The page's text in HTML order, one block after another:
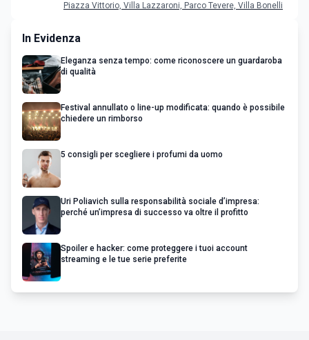
Piazza Vittorio, Villa Lazzaroni, Parco Tevere, Villa Bonelli
In Evidenza
Eleganza senza tempo: come riconoscere un guardaroba
di qualità
Festival annullato o line-up modificata: quando è possibile
chiedere un rimborso
5 consigli per scegliere i profumi da uomo
Uri Poliavich sulla responsabilità sociale d’impresa:
perché un’impresa di successo va oltre il profitto
Spoiler e hacker: come proteggere i tuoi account
streaming e le tue serie preferite